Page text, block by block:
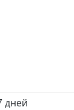
дней